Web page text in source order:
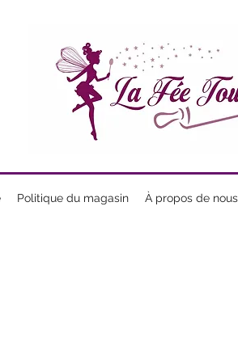
Politique du magasin À propos de nous